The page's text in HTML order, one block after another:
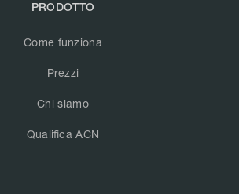
PRODOTTO
Come funziona
Prezzi
Chi siamo
Qualifica ACN